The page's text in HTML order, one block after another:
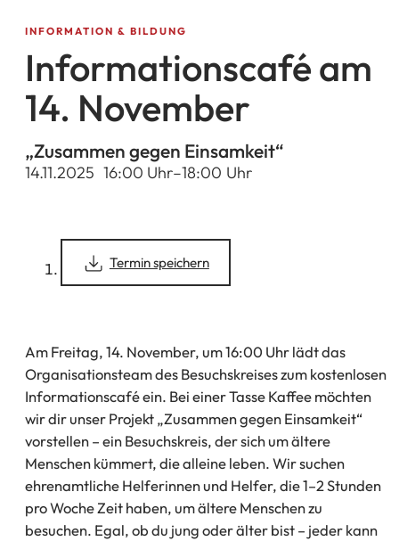
INFORMATION & BILDUNG
Informationscafé am
14. November
„Zusammen gegen Einsamkeit“
14.11.2025 16:00 Uhr–18:00 Uhr
Termin speichern
(Öffnet
Am Freitag, 14. November, um 16:00 Uhr lädt das
Organisationsteam des Besuchskreises zum kostenlosen
Informationscafé ein. Bei einer Tasse Kaffee möchten
wir dir unser Projekt „Zusammen gegen Einsamkeit“
vorstellen – ein Besuchskreis, der sich um ältere
Menschen kümmert, die alleine leben. Wir suchen
ehrenamtliche Helferinnen und Helfer, die 1–2 Stunden
pro Woche Zeit haben, um ältere Menschen zu
besuchen. Egal, ob du jung oder älter bist – jeder kann